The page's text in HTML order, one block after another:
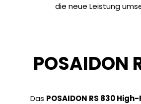
die neue Leistung
POSAIDON
Das POSAIDON RS 830High-